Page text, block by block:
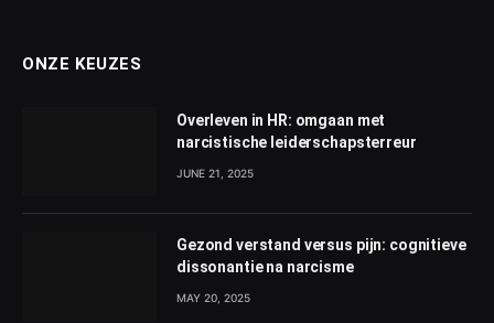
ONZE KEUZES
Overleven in HR: omgaan met
narcistische leiderschapsterreur
JUNE 21, 2025
Gezond verstand versus pijn: cognitieve
dissonantie na narcisme
MAY 20, 2025